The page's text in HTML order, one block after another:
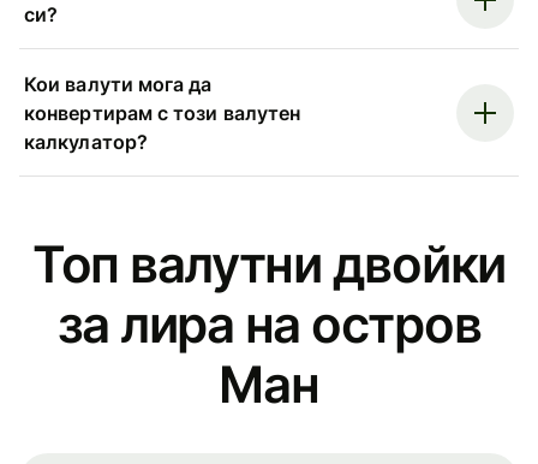
си?
Кои валути мога да
конвертирам с този валутен
калкулатор?
Топ валутни двойки
за лира на остров
Ман